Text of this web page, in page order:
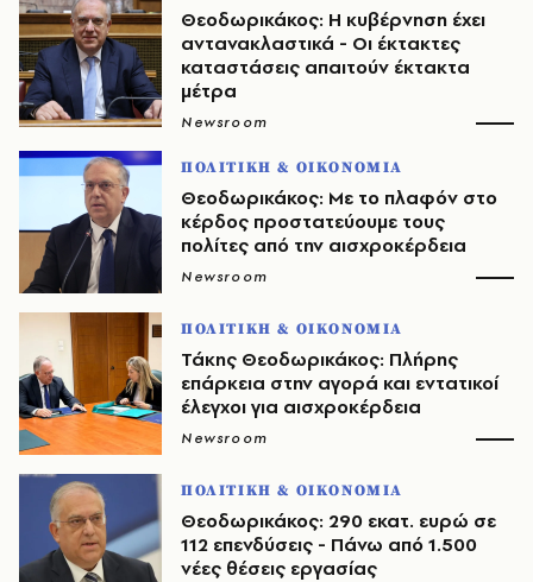
Θεοδωρικάκος: Η κυβέρνηση έχει
αντανακλαστικά - Οι έκτακτες
καταστάσεις απαιτούν έκτακτα
μέτρα
Newsroom
ΠΟΛΙΤΙΚΗ & ΟΙΚΟΝΟΜΙΑ
Θεοδωρικάκος: Με το πλαφόν στο
κέρδος προστατεύουμε τους
πολίτες από την αισχροκέρδεια
Newsroom
ΠΟΛΙΤΙΚΗ & ΟΙΚΟΝΟΜΙΑ
Τάκης Θεοδωρικάκος: Πλήρης
επάρκεια στην αγορά και εντατικοί
έλεγχοι για αισχροκέρδεια
Newsroom
ΠΟΛΙΤΙΚΗ & ΟΙΚΟΝΟΜΙΑ
Θεοδωρικάκος: 290 εκατ. ευρώ σε
112 επενδύσεις - Πάνω από 1.500
νέες θέσεις εργασίας